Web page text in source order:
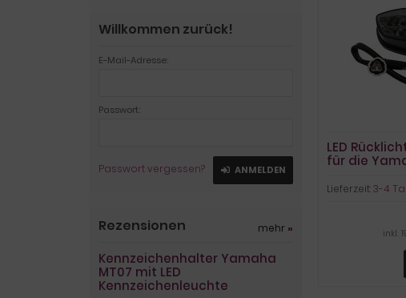
LED
für die
Lieferzeit:3-4
inkl.
Willkommen zurück!
E-Mail-Adresse:
Passwort:
Passwort vergessen? ANMELDEN
Rezensionen mehr »
Kennzeichenhalter Yamaha
MT07 mit LED
Kennzeichenleuchte